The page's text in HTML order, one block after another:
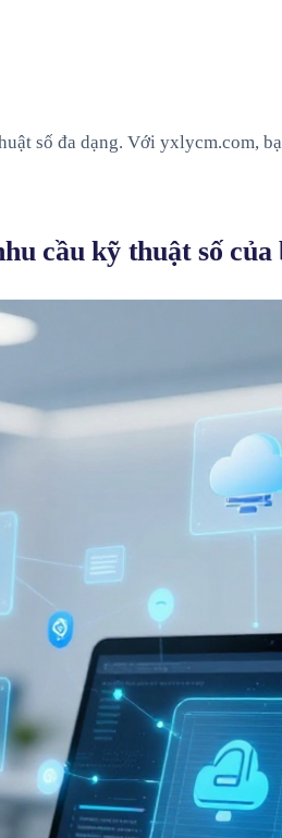
số đa dạng. Với yxlycm.com,
cầu kỹ thuật số của